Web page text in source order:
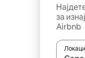
за
Airbnb